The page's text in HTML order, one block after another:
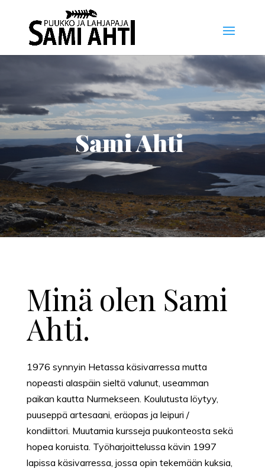
Sami Ahti
Minä olen Sami
Ahti.
1976 synnyin Hetassa käsivarressa mutta
nopeasti alaspäin sieltä valunut, useamman
paikan kautta Nurmekseen. Koulutusta löytyy,
puuseppä artesaani, eräopas ja leipuri /
kondiittori. Muutamia kursseja puukonteosta sekä
hopea koruista. Työharjoittelussa kävin 1997
lapissa käsivarressa, jossa opin tekemään kuksia,